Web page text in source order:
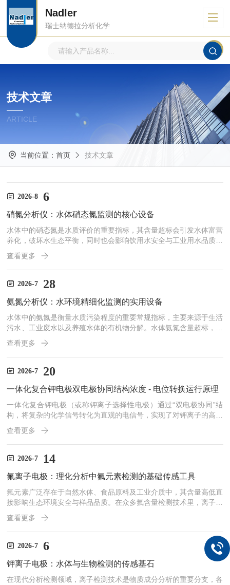
Nadler
瑞士纳德拉分析化学
技术文章
ARTICLE
当前位置： 首页 技术文章
2026-8 6
硝氮分析仪：水体硝态氮监测的核心设备
水体中的硝态氮是水质评价的重要指标，其含量超标会引发水体富营
养化，破坏水生态平衡，同时也会影响饮用水安全与工业用水品质。
在生态环境管控、污水处理运维、水资源监测等多个领域，精准捕捉
水体硝态氮浓度变化，是开展水质治理与管控的基础。硝氮分析仪作
为专门检测水体硝态氮含量的专用设备，凭借稳定的检测能力，成为
水环境常态化监测与工艺调控的重要工具，广泛应用于各类水体检测
备多采用紫外光吸收法与离子选择电极法两种检测方式。紫外光吸
收...
查看更多
2026-7 28
氨氮分析仪：水环境精细化监测的实用设备
水体中的氨氮是衡量水质污染程度的重要常规指标，主要来源于生活
污水、工业废水以及养殖水体的有机物分解。水体氨氮含量超标，会
引发水质发黑发臭、水体富营养化等问题，破坏水生生态平衡，同时
也会影响居民用水安全。在水环境治理日趋精细化的当下，氨氮分析
仪凭借稳定的检测能力，成为水质监测体系中常用的专业设备，广泛
应用于环保监测、污水处理、水产养殖等多个行业。氨氮分析仪的工
等行业通用检测方式。设备运行过程中，可自动完成水样采集、预
查看更多
2026-7 20
一体化复合钾电极双电极协同结构浓度 - 电位转换运行原理
一体化复合钾电极（或称钾离子选择性电极）通过“双电极协同”结
构，将复杂的化学信号转化为直观的电信号，实现了对钾离子的高选
择性定量分析。其核心工作原理可拆解为“双核”结构和“协同”转化两
部分：1.双核协同：测量与参比的一体化集成复合钾电极将两个核心
单元集成在同一探针中：一个是钾离子指示电极，其敏感膜中含有对
K⁺具有特异性识别能力的载体物质（如缬氨霉素），只允许K⁺在膜表
定、稳定的基准电位。这种一体化设计不仅结构紧...
查看更多
2026-7 14
氟离子电极：理化分析中氟元素检测的基础传感工具
氟元素广泛存在于自然水体、食品原料及工业介质中，其含量高低直
接影响生态环境安全与样品品质。在众多氟含量检测技术里，离子选
择性电极检测法凭借亲民的使用成本与便捷的操作流程，在基层检测
工作中得到普遍应用。氟离子电极作为该检测方法的核心组件，依靠
专属的离子识别特性，实现溶液中游离氟离子的精准检测，是理化分
析工作中不可少的基础检测工具。从设备构造与工作原理来看，氟离
子电极的核心感应部件为氟化镧单晶膜。为优化晶体的传导性能，制
作工艺中会微量添加氟化铕物质，让单晶膜具备稳定的离子感应能
查看更多
2026-7 6
钾离子电极：水体与生物检测的传感基石
在现代分析检测领域，离子检测技术是物质成分分析的重要分支，各